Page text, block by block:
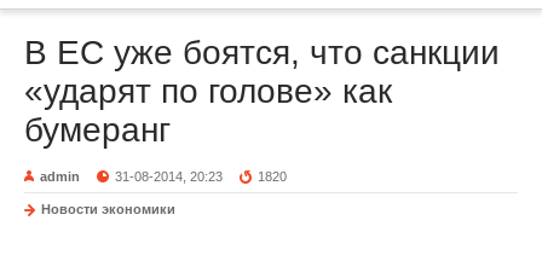
В ЕС уже боятся, что санкции
«ударят по голове» как
бумеранг
admin 31-08-2014, 20:23 1820
Новости экономики